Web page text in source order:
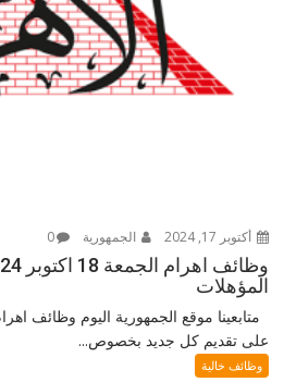
أكتوبر 17, 2024 الجمهورية 0
المؤهلات
متابعينا موقع الجمهورية اليوم وظائف
على تقديم كل جديد بخصوص...
وظائف خالية